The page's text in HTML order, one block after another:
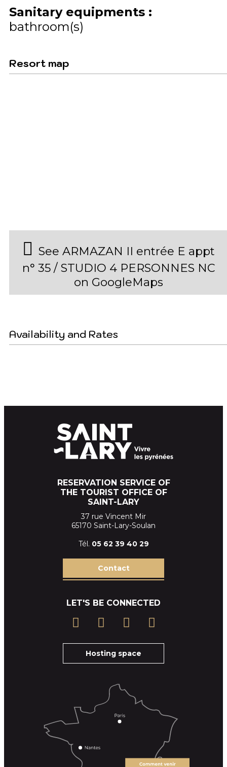
Sanitary equipments :
bathroom(s)
Resort map
See ARMAZAN II entrée E appt
n° 35 / STUDIO 4 PERSONNES NC
on GoogleMaps
Availability and Rates
RESERVATION SERVICE OF
THE TOURIST OFFICE OF
SAINT-LARY
37 rue Vincent Mir
65170 Saint-Lary-Soulan
Tél. 05 62 39 40 29
Contact
LET'S BE CONNECTED
Hosting space